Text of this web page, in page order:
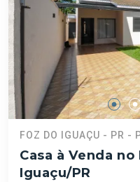
FOZ DO IGUAÇU - PR -
Casa à Venda
Iguaçu/PR